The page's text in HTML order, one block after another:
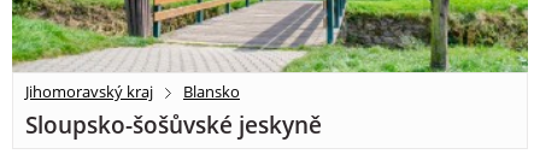
Jihomoravský kraj Blansko
Sloupsko-šošůvské jeskyně